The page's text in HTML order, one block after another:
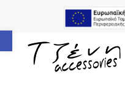
Ανοίξτε τη γραμμή εργαλείων